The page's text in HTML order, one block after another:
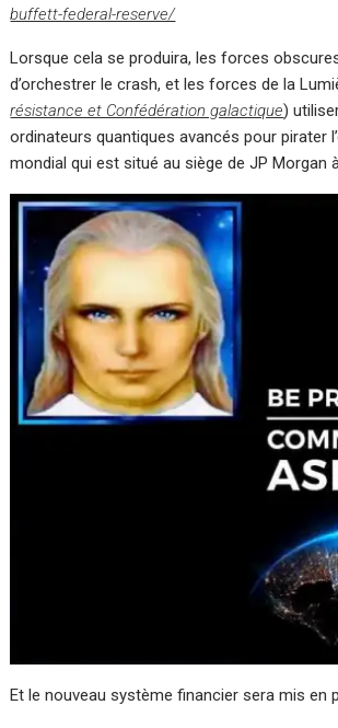
buffett-federal-reserve/
Lorsque cela se produira, les forces
d’orchestrer le crash, et les forces de la
résistance et Confédération galactique)
ordinateurs quantiques avancés pour pirater
mondial qui est situé au siège de JP Morgan
Et le nouveau système financier sera mis en